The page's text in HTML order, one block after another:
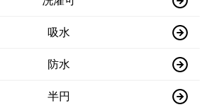
吸水
防水
半円